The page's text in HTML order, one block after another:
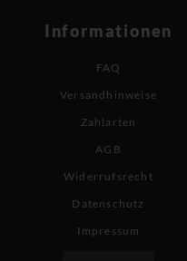
Informationen
FAQ
Versandhinweise
Zahlarten
AGB
Widerrufsrecht
Datenschutz
Impressum